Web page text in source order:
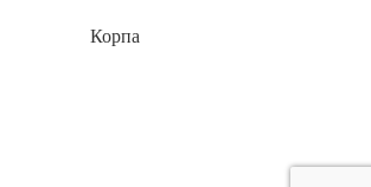
Корпа